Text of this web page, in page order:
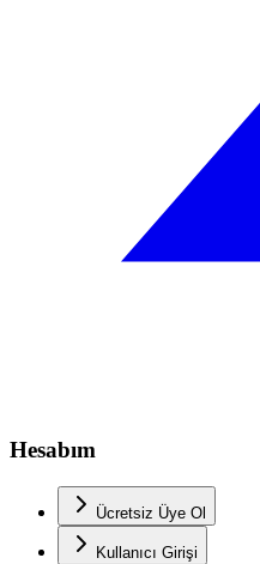
Hesabım
Ücretsiz Üye Ol
Kullanıcı Girişi